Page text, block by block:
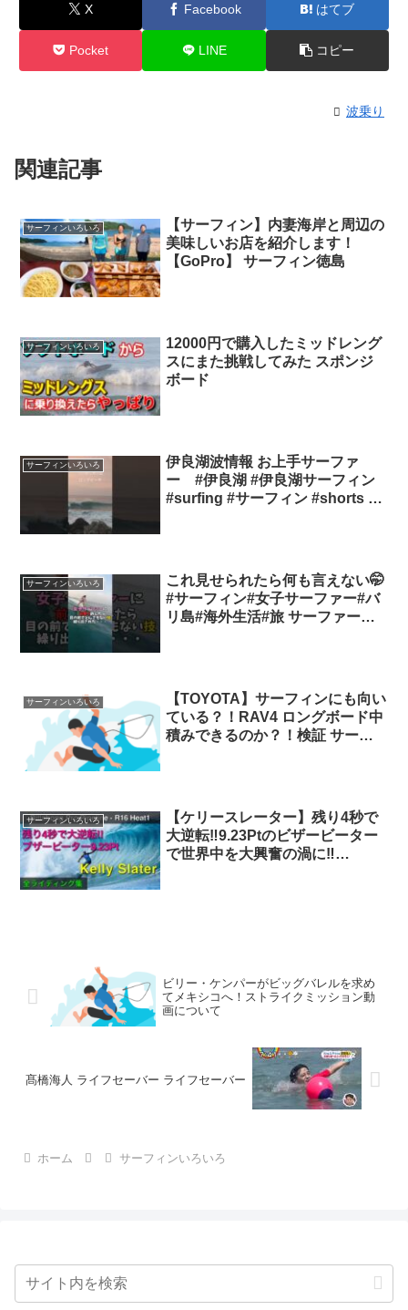
X Facebook はてブ
Pocket LINE コピー
波乗り
関連記事
サーフィンいろいろ
【サーフィン】内妻海岸と周辺の
美味しいお店を紹介します！
【GoPro】 サーフィン徳島
サーフィンいろいろ
12000円で購入したミッドレング
スにまた挑戦してみた スポンジ
ボード
サーフィンいろいろ
伊良湖波情報 お上手サーファ
ー #伊良湖 #伊良湖サーフィン
#surfing #サーフィン #shorts #
サーフィンいろいろ
これ見せられたら何も言えない🤭
#サーフィン#女子サーファー#バ
リ島#海外生活#旅 サーファー女
サーフィンいろいろ
【TOYOTA】サーフィンにも向い
ている？！RAV4 ロングボード中
積みできるのか？！検証 サーフ
サーフィンいろいろ
【ケリースレーター】残り4秒で
大逆転‼︎9.23Ptのビザービーター
で世界中を大興奮の渦に‼︎
ビリー・ケンパーがビッグバレルを求め
てメキシコへ！ストライクミッション動
画について
髙橋海人 ライフセーバー ライフセーバー
ホーム サーフィンいろいろ